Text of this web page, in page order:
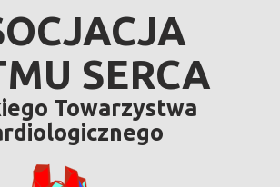
SERCA
Towarzystwa